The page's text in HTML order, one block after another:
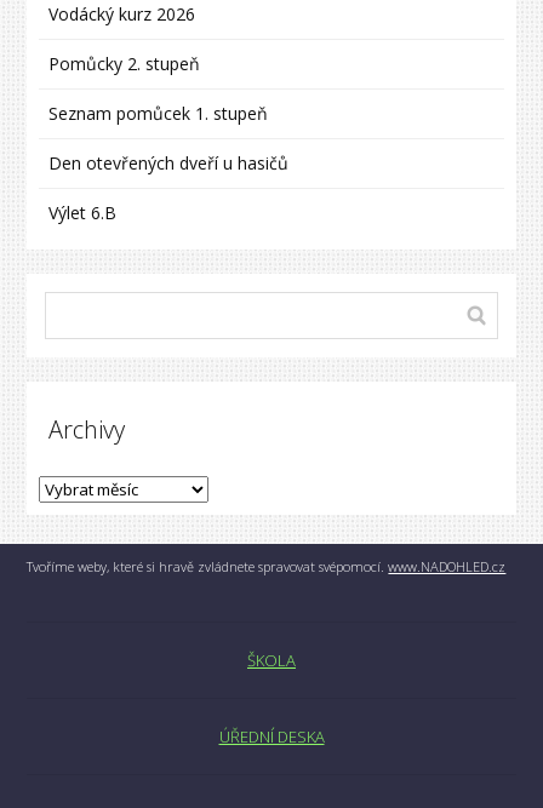
Vodácký kurz 2026
Pomůcky 2. stupeň
Seznam pomůcek 1. stupeň
Den otevřených dveří u hasičů
Výlet 6.B
Archivy
Tvoříme weby, které si hravě zvládnete spravovat svépomocí.www.NADOHLED.cz
ŠKOLA
ÚŘEDNÍ DESKA